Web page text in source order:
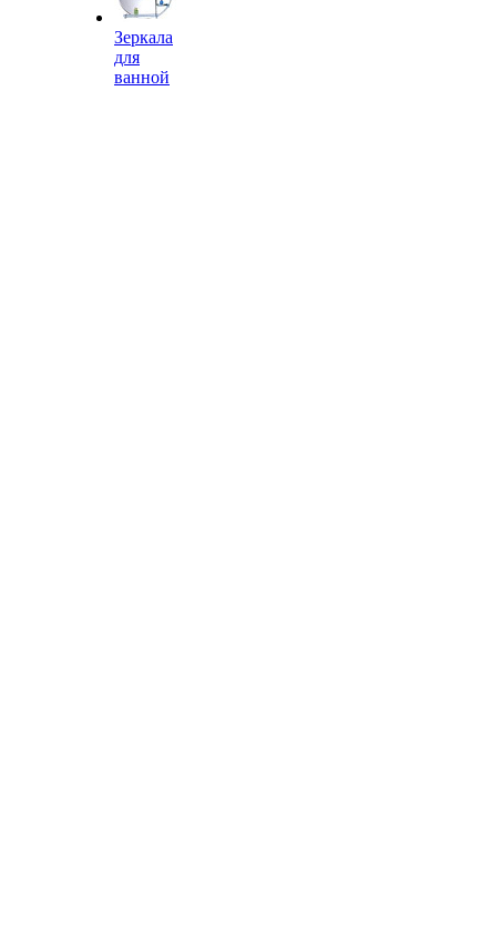
Зеркала
для
ванной